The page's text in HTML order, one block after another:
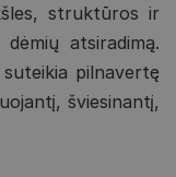
struktūros ir
atsiradimą.
pilnavertę
šviesinantį,